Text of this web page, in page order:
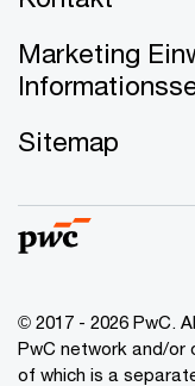
Marketing
Sitemap
© 2017 - 2026 PwC.
PwC network and/or
of which is a